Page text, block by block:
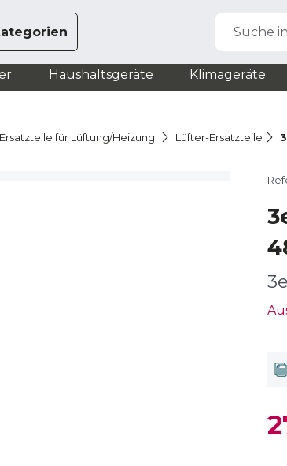
Suche
Haushaltsgeräte Klimageräte
Ersatzteile für Lüftung/Heizung Lüfter-Ersatzteile